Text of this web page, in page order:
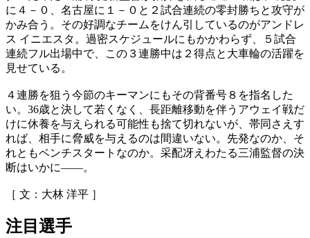
に４－０、名古屋に１－０と２試合連続の零封勝ちと攻守が
かみ合う。その好調なチームをけん引しているのがアンドレ
ス イニエスタ。過密スケジュールにもかかわらず、５試合
連続フル出場中で、この３連勝中は２得点と大車輪の活躍を
見せている。
４連勝を狙う今節のキーマンにもその背番号８を指名した
い。36歳と決して若くなく、長距離移動を伴うアウェイ戦だ
けに休養を与えられる可能性も捨て切れないが、帯同さえす
れば、相手に脅威を与えるのは間違いない。先発なのか、そ
れともベンチスタートなのか。采配冴えわたる三浦監督の決
断はいかに――。
［ 文：大林 洋平 ］
注目選手